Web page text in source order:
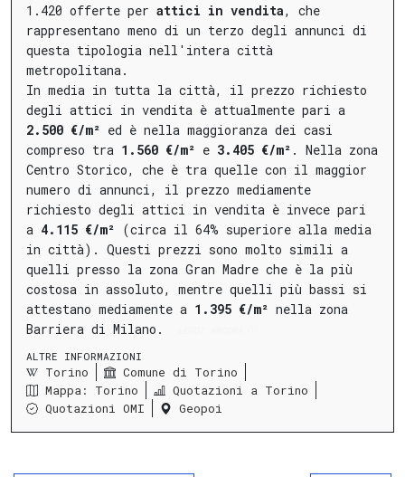
1.420 offerte per attici in vendita, che
rappresentano meno di un terzo degli annunci di
questa tipologia nell'intera città
metropolitana.
In media in tutta la città, il prezzo richiesto
degli attici in vendita è attualmente pari a
2.500 €/m² ed è nella maggioranza dei casi
compreso tra 1.560 €/m² e 3.405 €/m² . Nella zona
Centro Storico, che è tra quelle con il maggior
numero di annunci, il prezzo mediamente
richiesto degli attici in vendita è invece pari
a 4.115 €/m² (circa il 64% superiore alla media
in città). Questi prezzi sono molto simili a
quelli presso la zona Gran Madre che è la più
costosa in assoluto, mentre quelli più bassi si
attestano mediamente a 1.395 €/m² nella zona
Barriera di Milano .
ALTRE INFORMAZIONI
Torino
Comune di Torino
Mappa: Torino
Quotazioni a Torino
Quotazioni OMI
Geopoi